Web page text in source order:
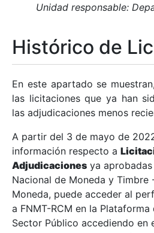
Mostrar/Ocultar
Mostrar/Ocultar
Mostrar/Ocultar
Unidad responsable:
Histórico de
En este apartado se
las licitaciones que ya han
las adjudicaciones menos
A partir del 3 de mayo de
información respecto a
Adjudicaciones ya
Nacional de Moneda y Timbre
Moneda, puede acceder al
a FNMT-RCM en la
Sector Público accediendo en